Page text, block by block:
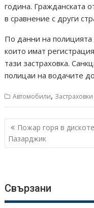
година. Гражданската
в сравнение с други
По данни на
които имат
тази застраховка.
полицаи на водачите
Автомобили, Застраховки
Навигация
Пожар горя в
Пазарджик
Свързани